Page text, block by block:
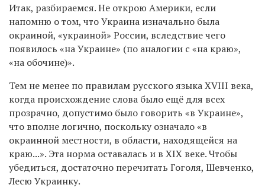
Итак, разбираемся. Не открою Америки, если
напомню о том, что Украина изначально была
окраиной, «украиной» России, вследствие чего
появилось «на Украине» (по аналогии с «на краю»,
«на обочине)».
Тем не менее по правилам русского языка XVIII века,
когда происхождение слова было ещё для всех
прозрачно, допустимо было говорить «в Украине»,
что вполне логично, поскольку означало «в
окраинной местности, в области, находящейся на
краю...». Эта норма оставалась и в XIX веке. Чтобы
убедиться, достаточно перечитать Гоголя, Шевченко,
Лесю Украинку.